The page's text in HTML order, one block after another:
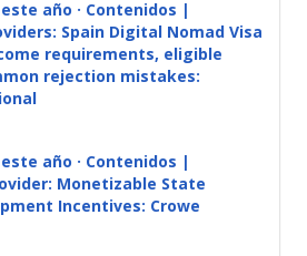
año · Contenidos |
Spain Digital Nomad Visa
requirements, eligible
rejection mistakes:
año · Contenidos |
Monetizable State
Incentives: Crowe